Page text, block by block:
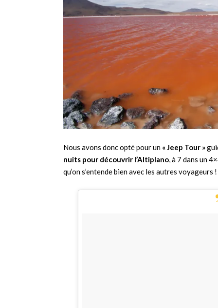
Nous avons donc opté pour un « Jeep Tour »
nuits pour découvrir l’Altiplano, à 7 dans un
qu’on s’entende bien avec les autres voyageurs !